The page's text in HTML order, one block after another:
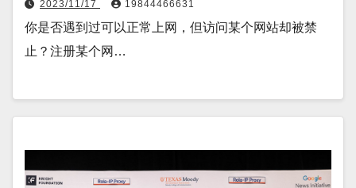
2023/11/17 19844466631
你是否遇到过可以正常上网，但访问某个网站却被禁
止？注册某个网…